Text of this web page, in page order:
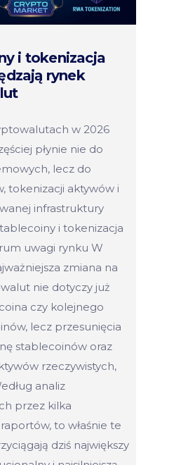
i tokenizacja
rynek
w 2026
płynie nie do
lecz do
tokenizacji aktywów i
infrastruktury
i tokenizacja
uwagi rynku W
zmiana na
nie dotyczy już
czy kolejnego
lecz przesunięcia
stablecoinów oraz
rzeczywistych,
analiz
przez kilka
to właśnie te
dziś największy